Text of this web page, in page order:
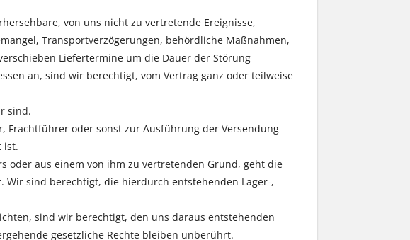
von uns nicht zu vertretende Ereignisse,
Transportverzögerungen, behördliche Maßnahmen,
Liefertermine um die Dauer der Störung
an, sind wir berechtigt, vom Vertrag ganz oder teilweise
sind.
Frachtführer oder sonst zur Ausführung der Versendung
ist.
oder aus einem von ihm zu vertretenden Grund, geht die
Wir sind berechtigt, die hierdurch entstehenden Lager-,
sind wir berechtigt, den uns daraus entstehenden
gesetzliche Rechte bleiben unberührt.